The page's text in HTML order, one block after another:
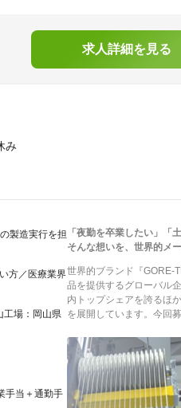
求人詳細を見る
み
製造実行を担
方／医療業界
工場：岡山県
手当＋通勤手
「夜勤を卒業したい」「
そんな想いを、世界的メ
世界的ブランド『GORE-
品を提供するグローバル
内トップシェアを誇るほ
を展開しています。今回